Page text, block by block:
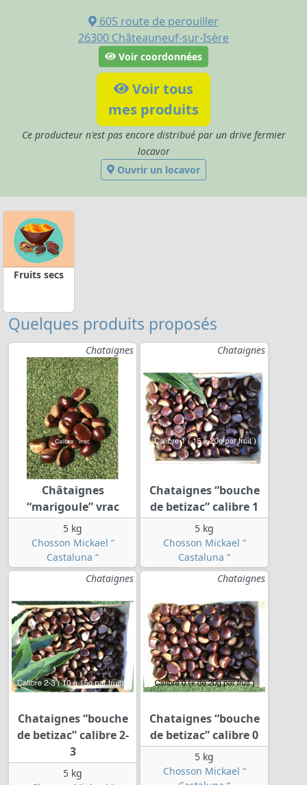
605 route de perouiller
26300 Châteauneuf-sur-Isère
Voir coordonnées
Voir tous
mes produits
Ce producteur n'est pas encore distribué par un drive fermier
locavor
Ouvrir un locavor
Fruits secs
Quelques produits proposés
Chataignes
Châtaignes
“marigoule” vrac
5 kg
Chosson Mickael “
Castaluna “
Chataignes
Chataignes “bouche
de betizac” calibre 1
5 kg
Chosson Mickael “
Castaluna “
Chataignes
Chataignes “bouche
de betizac” calibre 2-
3
5 kg
Chataignes
Chataignes “bouche
de betizac” calibre 0
5 kg
Chosson Mickael “